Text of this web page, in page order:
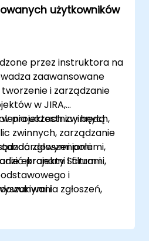
użytkowników
przez instruktora na
zaawansowane
i zarządzanie
w JIRA,
projektach zwinnych,
zwinnych, zarządzanie
polami,
ekranami i filtrami,
i
zgłoszeń,
pracy,
schematów
uczestnicy będą
zgłoszeniami.
projekty Scrum i
i
procesami
pracy i